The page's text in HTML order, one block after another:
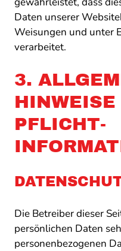
Daten unserer
Weisungen und unter
verarbeitet.
3.
HINWEISE
PFLICHT­
Die Betreiber dieser
persönlichen Daten
personenbezogenen